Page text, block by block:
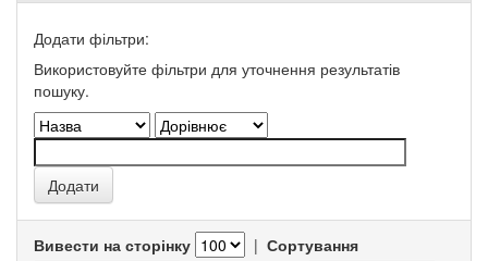
Додати фільтри:
Використовуйте фільтри для уточнення результатів
пошуку.
Вивести на сторінку | Сортування